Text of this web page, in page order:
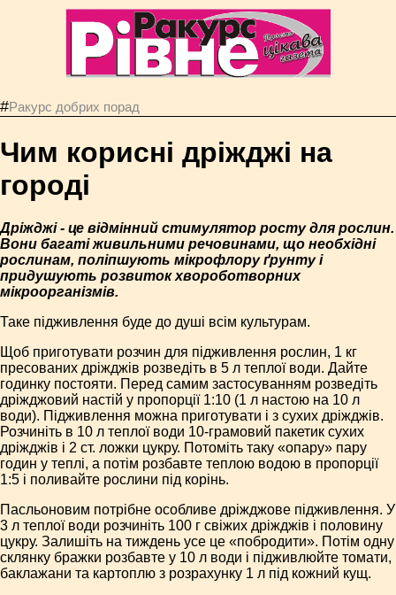
#Ракурс добрих порад
Чим корисні дріжджі на
городі
Дріжджі - це відмінний стимулятор росту для рослин.
Вони багаті живильними речовинами, що необхідні
рослинам, поліпшують мікрофлору ґрунту і
придушують розвиток хвороботворних
мікроорганізмів.
Таке підживлення буде до душі всім культурам.
Щоб приготувати розчин для підживлення рослин, 1 кг
пресованих дріжджів розведіть в 5 л теплої води. Дайте
годинку постояти. Перед самим застосуванням розведіть
дріжджовий настій у пропорції 1:10 (1 л настою на 10 л
води). Підживлення можна приготувати і з сухих дріжджів.
Розчиніть в 10 л теплої води 10-грамовий пакетик сухих
дріжджів і 2 ст. ложки цукру. Потоміть таку «опару» пару
годин у теплі, а потім розбавте теплою водою в пропорції
1:5 і поливайте рослини під корінь.
Пасльоновим потрібне особливе дріжджове підживлення. У
3 л теплої води розчиніть 100 г свіжих дріжджів і половину
цукру. Залишіть на тиждень усе це «побродити». Потім одну
склянку бражки розбавте у 10 л води і підживлюйте томати,
баклажани та картоплю з розрахунку 1 л під кожний кущ.